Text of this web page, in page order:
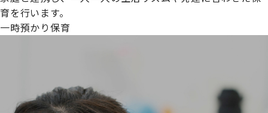
育を行います。
一時預かり保育